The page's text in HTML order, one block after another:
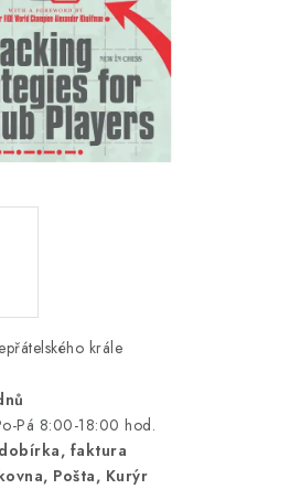
krále
Pá 8:00-18:00 hod.
faktura
Pošta, Kurýr